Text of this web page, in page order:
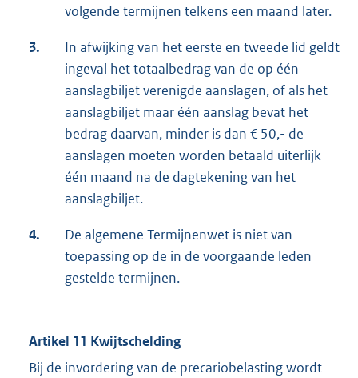
volgende termijnen telkens een maand later.
3.
In afwijking van het eerste en tweede lid geldt
ingeval het totaalbedrag van de op één
aanslagbiljet verenigde aanslagen, of als het
aanslagbiljet maar één aanslag bevat het
bedrag daarvan, minder is dan € 50,- de
aanslagen moeten worden betaald uiterlijk
één maand na de dagtekening van het
aanslagbiljet.
4.
De algemene Termijnenwet is niet van
toepassing op de in de voorgaande leden
gestelde termijnen.
Artikel 11 Kwijtschelding
Bij de invordering van de precariobelasting wordt